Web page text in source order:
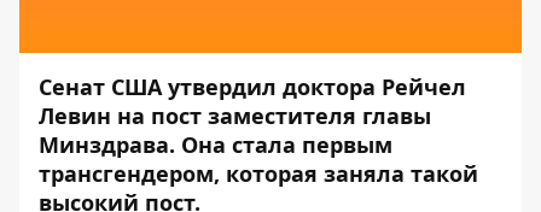
Сенат США утвердил доктора Рейчел
Левин на пост заместителя главы
Минздрава. Она стала первым
трансгендером, которая заняла такой
высокий пост.